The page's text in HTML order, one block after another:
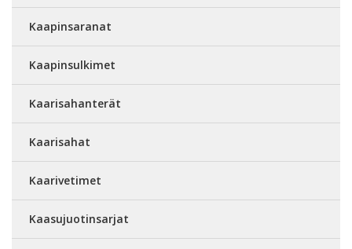
Kaapinsaranat
Kaapinsulkimet
Kaarisahanterät
Kaarisahat
Kaarivetimet
Kaasujuotinsarjat